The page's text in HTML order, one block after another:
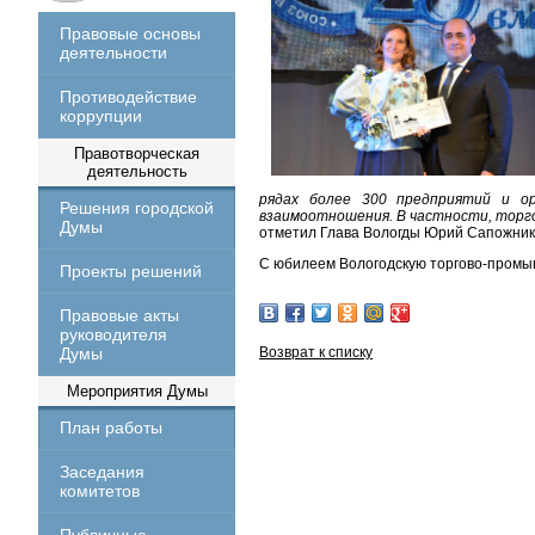
Правовые основы
деятельности
Противодействие
коррупции
Правотворческая
деятельность
Решения городской
Думы
Проекты решений
Правовые акты
руководителя
Думы
Мероприятия Думы
План работы
Заседания
комитетов
рядах более 300 предприятий и
взаимоотношения. В частности,
отметил Глава Вологды Юрий
С юбилеем Вологодскую торгово-
Возврат к списку